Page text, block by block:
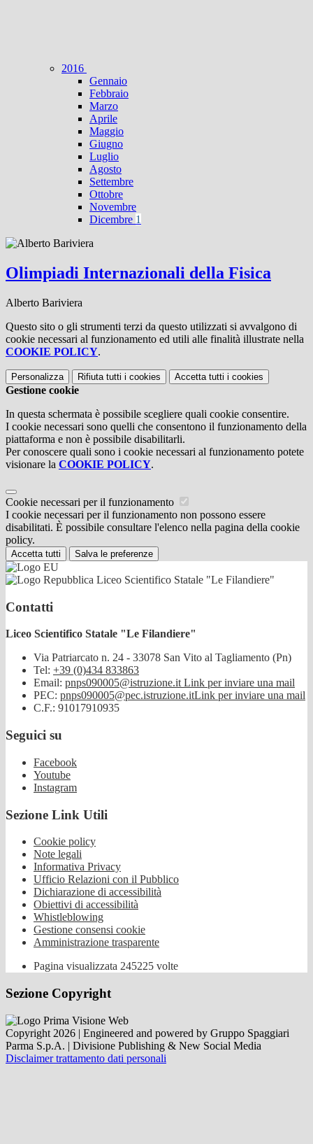
2016
Gennaio
Febbraio
Marzo
Aprile
Maggio
Giugno
Luglio
Agosto
Settembre
Ottobre
Novembre
Dicembre 1
Olimpiadi Internazionali della Fisica
Alberto Bariviera
Questo sito o gli strumenti terzi da questo utilizzati si avvalgono di
cookie necessari al funzionamento ed utili alle finalità illustrate nella
COOKIE POLICY.
Personalizza Rifiuta tutti i cookies Accetta tutti i cookies
Gestione cookie
In questa schermata è possibile scegliere quali cookie consentire.
I cookie necessari sono quelli che consentono il funzionamento della
piattaforma e non è possibile disabilitarli.
Per conoscere quali sono i cookie necessari al funzionamento potete
visionare la COOKIE POLICY.
Cookie necessari per il funzionamento
I cookie necessari per il funzionamento non possono essere
disabilitati. È possibile consultare l'elenco nella pagina della cookie
policy.
Accetta tutti Salva le preferenze
Liceo Scientifico Statale "Le Filandiere"
Contatti
Liceo Scientifico Statale "Le Filandiere"
Via Patriarcato n. 24 - 33078 San Vito al Tagliamento (Pn)
Tel: +39 (0)434 833863
Email: pnps090005@istruzione.it Link per inviare una mail
PEC: pnps090005@pec.istruzione.itLink per inviare una mail
C.F.: 91017910935
Seguici su
Facebook
Youtube
Instagram
Sezione Link Utili
Cookie policy
Note legali
Informativa Privacy
Ufficio Relazioni con il Pubblico
Dichiarazione di accessibilità
Obiettivi di accessibilità
Whistleblowing
Gestione consensi cookie
Amministrazione trasparente
Pagina visualizzata 245225 volte
Sezione Copyright
Copyright 2026 | Engineered and powered by Gruppo Spaggiari
Parma S.p.A. | Divisione Publishing & New Social Media
Disclaimer trattamento dati personali